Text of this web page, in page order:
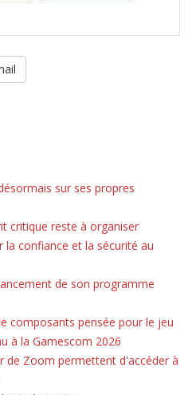
sur ses propres
critique reste à organiser
la confiance et la sécurité au
de son programme
composants pensée pour le jeu
à la Gamescom 2026
de Zoom permettent d'accéder à